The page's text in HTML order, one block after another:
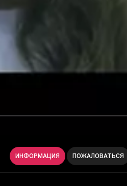
ИНФОРМАЦИЯ ПОЖАЛОВАТЬСЯ